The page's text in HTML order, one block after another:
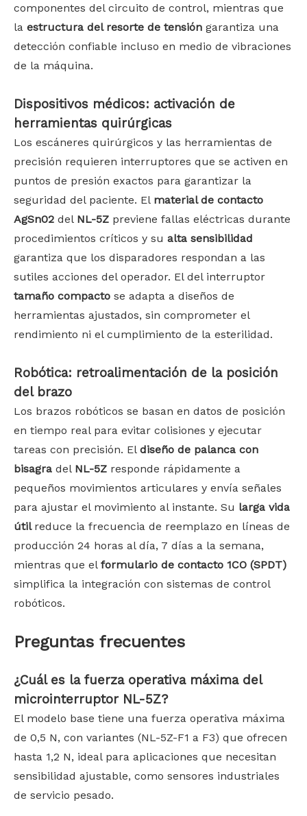
componentes del circuito de control, mientras que
la estructura del resorte de tensión garantiza una
detección confiable incluso en medio de vibraciones
de la máquina.
Dispositivos médicos: activación de
herramientas quirúrgicas
Los escáneres quirúrgicos y las herramientas de
precisión requieren interruptores que se activen en
puntos de presión exactos para garantizar la
seguridad del paciente. El material de contacto
AgSn02 del NL-5Z previene fallas eléctricas durante
procedimientos críticos y su alta sensibilidad
garantiza que los disparadores respondan a las
sutiles acciones del operador. El del interruptor
tamaño compacto se adapta a diseños de
herramientas ajustados, sin comprometer el
rendimiento ni el cumplimiento de la esterilidad.
Robótica: retroalimentación de la posición
del brazo
Los brazos robóticos se basan en datos de posición
en tiempo real para evitar colisiones y ejecutar
tareas con precisión. El diseño de palanca con
bisagra del NL-5Z responde rápidamente a
pequeños movimientos articulares y envía señales
para ajustar el movimiento al instante. Su larga vida
útil reduce la frecuencia de reemplazo en líneas de
producción 24 horas al día, 7 días a la semana,
mientras que el formulario de contacto 1CO (SPDT)
simplifica la integración con sistemas de control
robóticos.
Preguntas frecuentes
¿Cuál es la fuerza operativa máxima del
microinterruptor NL-5Z?
El modelo base tiene una fuerza operativa máxima
de 0,5 N, con variantes (NL-5Z-F1 a F3) que ofrecen
hasta 1,2 N, ideal para aplicaciones que necesitan
sensibilidad ajustable, como sensores industriales
de servicio pesado.